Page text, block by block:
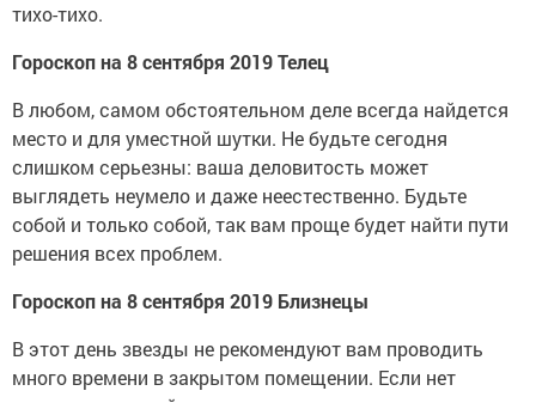
тихо-тихо.
Гороскоп на 8 сентября 2019 Телец
В любом, самом обстоятельном деле всегда найдется
место и для уместной шутки. Не будьте сегодня
слишком серьезны: ваша деловитость может
выглядеть неумело и даже неестественно. Будьте
собой и только собой, так вам проще будет найти пути
решения всех проблем.
Гороскоп на 8 сентября 2019 Близнецы
В этот день звезды не рекомендуют вам проводить
много времени в закрытом помещении. Если нет